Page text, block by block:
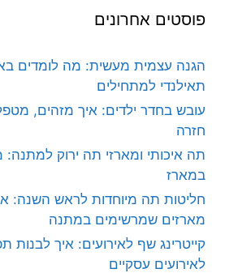
פוסטים אחרונים
הגנה עצמית מעשית: מה לומדים
תאילנדי למתחילים
עובש בחדר ילדים: איך מזהים,
חזרה
תה איכותי ומארזי תה ירוק למתנה:
במארז
חליטות תה מיוחדות לראש השנה:
מארזים שמרשימים במתנה
קייטרינג שף לאירועים: איך לבנות
לאירועים עסקיים